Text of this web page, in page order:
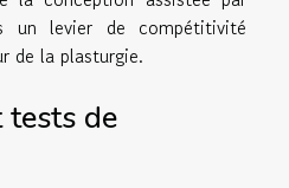
un levier de compétitivité
de la plasturgie.
tests de